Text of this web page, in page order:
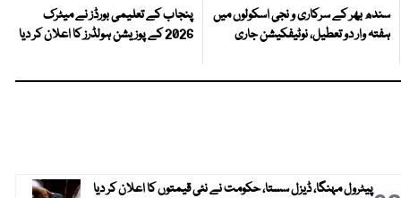
سندھ بھر کے سرکاری و نجی اسکولوں میں
ہفتہ وار دو تعطیل، نوٹیفکیشن جاری
پنجاب کے تعلیمی بورڈز نے میٹرک
2026 کے پوزیشن ہولڈرز کا اعلان کر دیا
پیٹرول مہنگا، ڈیزل سستا، حکومت نے نئی قیمتوں کا اعلان کر دیا